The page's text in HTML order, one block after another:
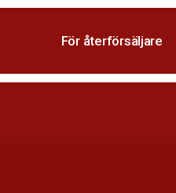
För återförsäljare